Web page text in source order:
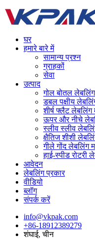
घर
हमारे बारे में
सामान्य प्रश्न
ग्राहकों
सेवा
उत्पाद
गोल बोतल
डबल पक्षीय
शीर्ष फ्लैट लेबलिंग
ऊपर और नीचे
स्लीव स्लीव
क्षैतिज शीशी
गीले गोंद लेबलिंग
हाई-स्पीड रोटरी
आवेदन
लेबलिंग प्रकार
वीडियो
ब्लॉग
संपर्क करें
info@vkpak.com
+86-18912389279
शंघाई, चीन